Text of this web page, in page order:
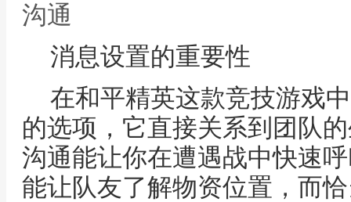
沟通
消息设置的重要性
在和平精英这款竞技游戏
的选项，它直接关系到团队
沟通能让你在遭遇战中快速
能让队友了解物资位置，而